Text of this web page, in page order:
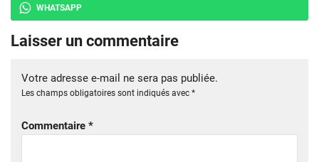
WHATSAPP
Laisser un commentaire
Votre adresse e-mail ne sera pas publiée.
Les champs obligatoires sont indiqués avec *
Commentaire *